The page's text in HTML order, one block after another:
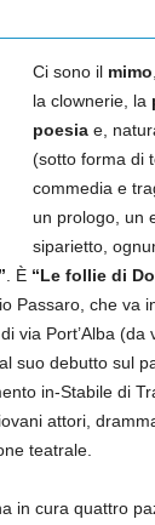
Ci sono il mimo
la clownerie, la
poesia e,
(sotto forma di
commedia e
un prologo, un
siparietto,
. È “Le follie di
Passaro, che va
di via Port’Alba
suo debutto sul
in-Stabile di
attori,
teatrale.
in cura quattro